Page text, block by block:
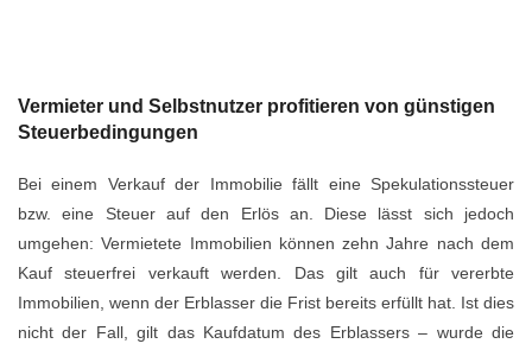
Vermieter und Selbstnutzer profitieren von günstigen
Steuerbedingungen
Bei einem Verkauf der Immobilie fällt eine Spekulationssteuer
bzw. eine Steuer auf den Erlös an. Diese lässt sich jedoch
umgehen: Vermietete Immobilien können zehn Jahre nach dem
Kauf steuerfrei verkauft werden. Das gilt auch für vererbte
Immobilien, wenn der Erblasser die Frist bereits erfüllt hat. Ist dies
nicht der Fall, gilt das Kaufdatum des Erblassers – wurde die